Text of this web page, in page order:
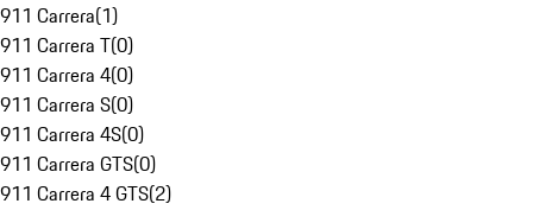
911 Carrera(1)
911 Carrera T(0)
911 Carrera 4(0)
911 Carrera S(0)
911 Carrera 4S(0)
911 Carrera GTS(0)
911 Carrera 4 GTS(2)